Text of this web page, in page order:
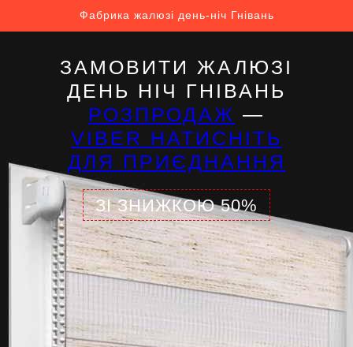
Фабрика жалюзі день-ніч Гнівань
ЗАМОВИТИ ЖАЛЮЗІ
ДЕНЬ НІЧ ГНІВАНЬ
РОЗПРОДАЖ —
VIBER НАТИСНІТЬ
ДЛЯ ПРИЄДНАННЯ
ЗІ ЗНИЖКОЮ 50%